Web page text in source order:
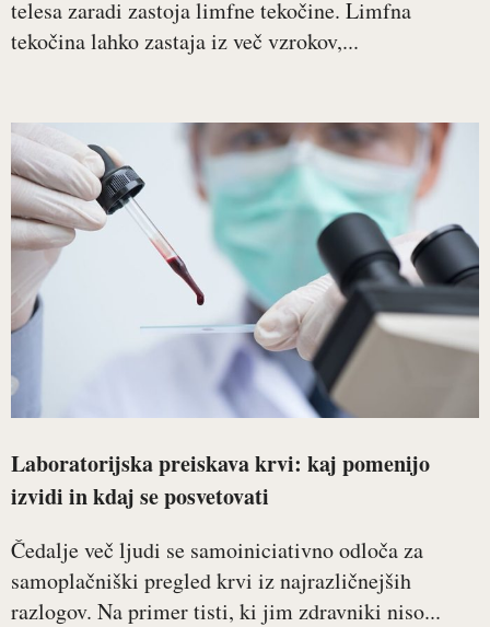
telesa zaradi zastoja limfne tekočine. Limfna
tekočina lahko zastaja iz več vzrokov,...
Laboratorijska preiskava krvi: kaj pomenijo
izvidi in kdaj se posvetovati
Čedalje več ljudi se samoiniciativno odloča za
samoplačniški pregled krvi iz najrazličnejših
razlogov. Na primer tisti, ki jim zdravniki niso...